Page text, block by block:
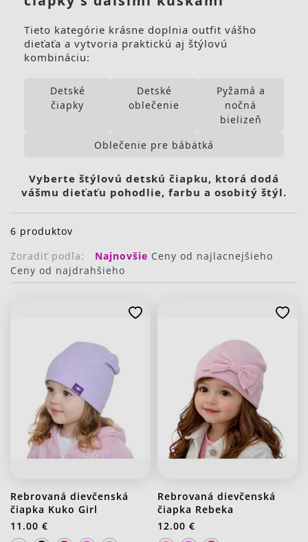
Tieto kategórie krásne doplnia outfit vášho
dieťaťa a vytvoria praktickú aj štýlovú
kombináciu:
Detské
čiapky
Detské
oblečenie
Pyžamá a
nočná
bielizeň
Oblečenie pre bábätká
Vyberte štýlovú detskú čiapku, ktorá dodá
vášmu dieťaťu pohodlie, farbu a osobitý štýl.
6 produktov
Zoradiť podľa: Najnovšie Ceny od najlacnejšieho
Ceny od najdrahšieho
Rebrovaná dievčenská
čiapka Kuko Girl
11.00 €
Rebrovaná dievčenská
čiapka Rebeka
12.00 €